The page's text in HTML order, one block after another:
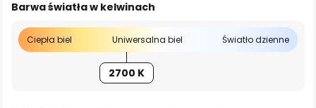
Barwa światła w kelwinach
Ciepła biel Uniwersalna biel Światło dzienne
2700 K